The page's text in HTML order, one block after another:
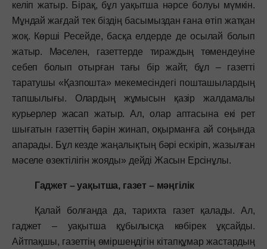
келіп жатыр. Бірақ, бұл уақытша нәрсе болуы мүмкін.
Мұндай жағдай тек біздің басымыздан ғана өтіп жатқан
жоқ. Көрші Ресейде, басқа елдерде де осылай болып
жатыр. Мәселен, газеттерде тираждың төмендеуіне
себеп болып отырған тағы бір жайт, бұл – газетті
таратушы «Қазпошта» мекемесіндегі пошташылардың
тапшылығы. Олардың жұмысын қазір жалдамалы
курьерлер жасап жатыр. Ал, олар аптасына екі рет
шығатын газеттің бәрін жинап, оқырманға ай соңында
апарады. Бұл кезде жаңалықтың бәрі ескіріп, жазылған
мәселе өзектілігін жояды» дейді Жасын Ерсінұлы.
Гаджет – уақытша, газет – мәңгілік
Қалай болғанда да, тарихта газет қалады. Ал,
гаджет – уақытша құбылысқа көбірек ұқсайды.
Айтпақшы, газеттің өміршеңдігін кітапқұмар жастардың